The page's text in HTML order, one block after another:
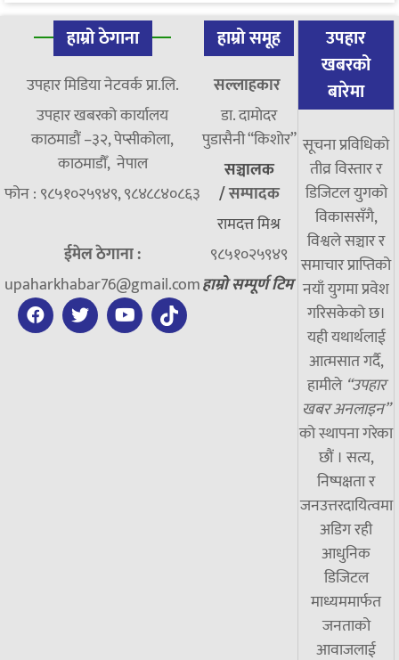
हाम्रो ठेगाना
उपहार मिडिया नेटवर्क प्रा.लि.
उपहार खबरको कार्यालय
काठमाडौं –३२, पेप्सीकोला,
काठमाडौँ, नेपाल
फोन : ९८५१०२५९४९, ९८४८८४०८६३
ईमेल ठेगाना :
upaharkhabar76@gmail.com
हाम्रो समूह
सल्लाहकार
डा. दामाेदर
पुडासैनी “किशाेर”
सञ्चालक
/सम्पादक
रामदत्त मिश्र
९८५१०२५९४९
हाम्रो सम्पूर्ण टिम
उपहार
खबरको
बारेमा
सूचना प्रविधिको
तीव्र विस्तार र
डिजिटल युगको
विकाससँगै,
विश्वले सञ्चार र
समाचार प्राप्तिको
नयाँ युगमा प्रवेश
गरिसकेको छ।
यही यथार्थलाई
आत्मसात गर्दै,
हामीले “उपहार
खबर अनलाइन”
को स्थापना गरेका
छौं । सत्य,
निष्पक्षता र
जनउत्तरदायित्वमा
अडिग रही
आधुनिक
डिजिटल
माध्यममार्फत
जनताको
आवाजलाई